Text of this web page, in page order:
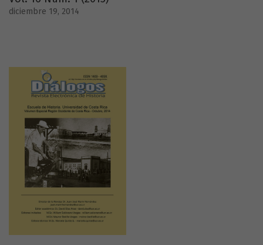
diciembre 19, 2014